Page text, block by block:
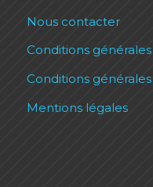
Nous contacter
Conditions générales
Conditions
Mentions légales